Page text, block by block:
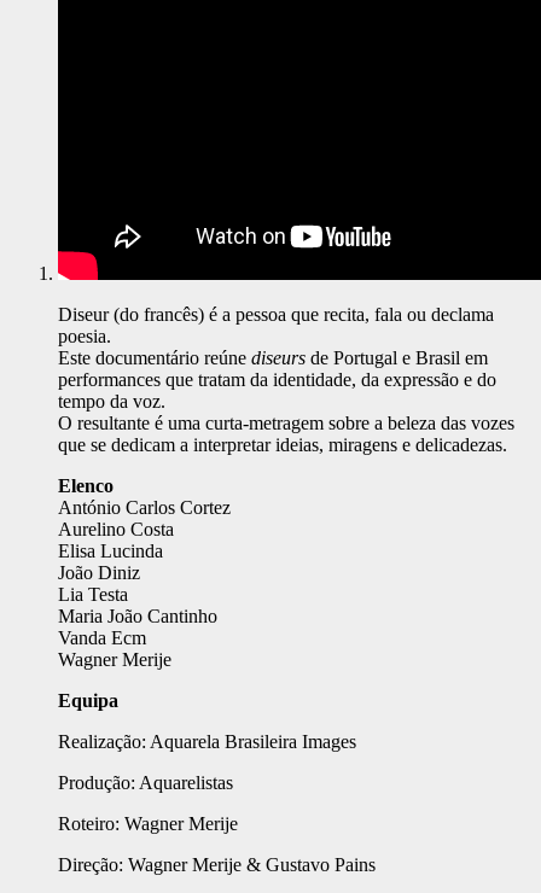
Diseur (do francês) é a pessoa que recita, fala ou declama
poesia.
Este documentário reúne diseurs de Portugal e Brasil em
performances que tratam da identidade, da expressão e do
tempo da voz.
O resultante é uma curta-metragem sobre a beleza das vozes
que se dedicam a interpretar ideias, miragens e delicadezas.
Elenco
António Carlos Cortez
Aurelino Costa
Elisa Lucinda
João Diniz
Lia Testa
Maria João Cantinho
Vanda Ecm
Wagner Merije
Equipa
Realização: Aquarela Brasileira Images
Produção: Aquarelistas
Roteiro: Wagner Merije
Direção: Wagner Merije & Gustavo Pains